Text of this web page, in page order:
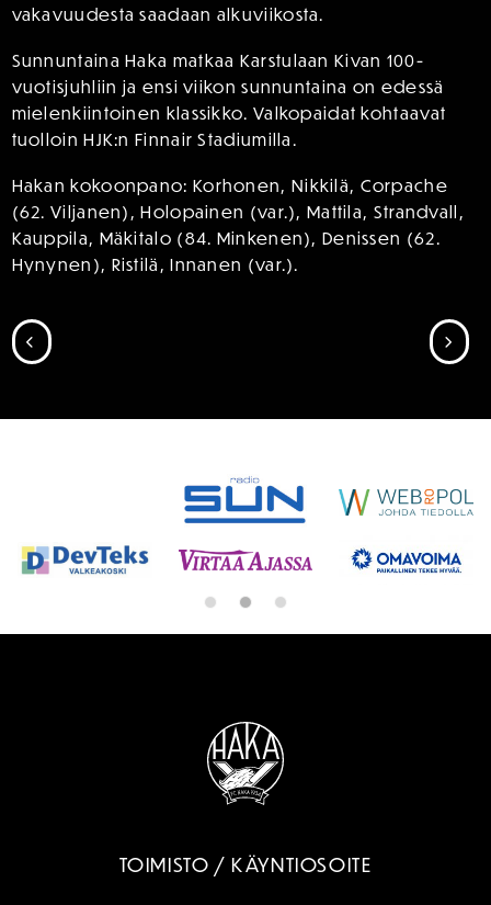
vakavuudesta saadaan alkuviikosta.
Sunnuntaina Haka matkaa Karstulaan Kivan 100-
vuotisjuhliin ja ensi viikon sunnuntaina on edessä
mielenkiintoinen klassikko. Valkopaidat kohtaavat
tuolloin HJK:n Finnair Stadiumilla.
Hakan kokoonpano: Korhonen, Nikkilä, Corpache
(62. Viljanen), Holopainen (var.), Mattila, Strandvall,
Kauppila, Mäkitalo (84. Minkenen), Denissen (62.
Hynynen), Ristilä, Innanen (var.).
SIIRRY EDELLISEEN
TOIMISTO / KÄYNTIOSOITE